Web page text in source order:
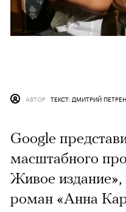
АВТОР ТЕКСТ: ДМИТРИЙ
Google
масштабного
Живое издание»,
роман «Анна